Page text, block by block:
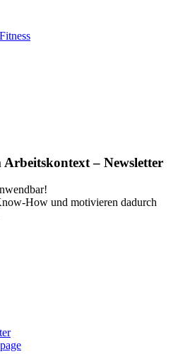
– Newsletter
How und motivieren dadurch